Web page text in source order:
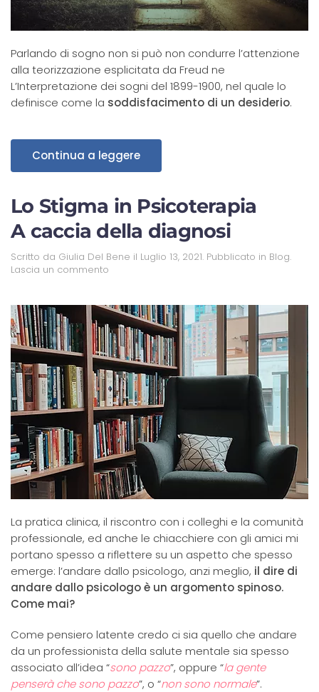
Parlando di sogno non si può non condurre l’attenzione
alla teorizzazione esplicitata da Freud ne
L’Interpretazione dei sogni del 1899-1900, nel quale lo
definisce come la soddisfacimento di un desiderio.
Continua a leggere
Lo Stigma in Psicoterapia
A caccia della diagnosi
Scritto da Giulia Del Bene il Luglio 13, 2021. Pubblicato in Blog.
Lascia un commento
La pratica clinica, il riscontro con i colleghi e la comunità
professionale, ed anche le chiacchiere con gli amici mi
portano spesso a riflettere su un aspetto che spesso
emerge: l’andare dallo psicologo, anzi meglio, il dire di
andare dallo psicologo è un argomento spinoso.
Come mai?
Come pensiero latente credo ci sia quello che andare
da un professionista della salute mentale sia spesso
associato all’idea “sono pazzo”, oppure “la gente
penserà che sono pazzo”, o “non sono normale”.